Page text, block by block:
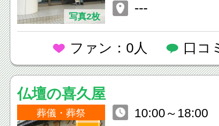
写真2枚
---
ファン：0人 口コ
仏壇の喜久屋
葬儀・葬祭
10:00～18:00